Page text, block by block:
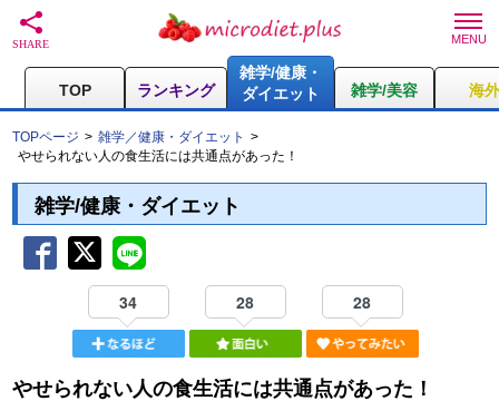
TOP ランキング
雑学/健康・
ダイエット
雑学/美容 海
TOPページ
雑学／健康・ダイエット
やせられない人の食生活には共通点があった！
雑学/健康・ダイエット
34 28 28
やせられない人の食生活には共通点があった！